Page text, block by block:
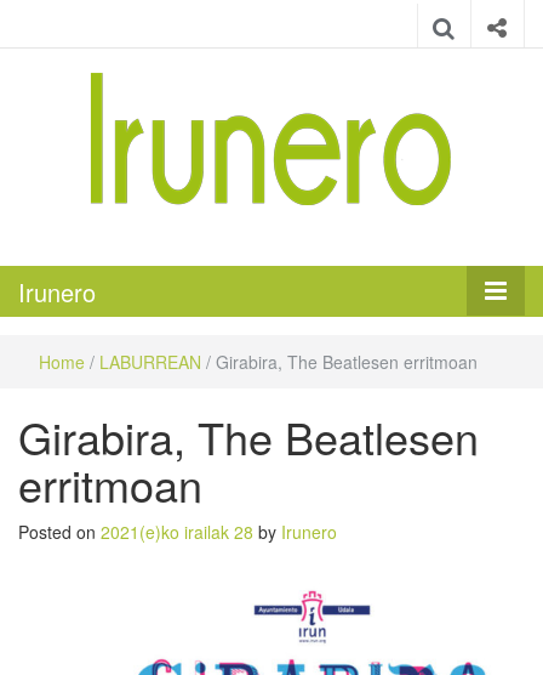
Irunero
Home / LABURREAN / Girabira, The Beatlesen erritmoan
Girabira, The Beatlesen
erritmoan
Posted on 2021(e)ko irailak 28 by Irunero